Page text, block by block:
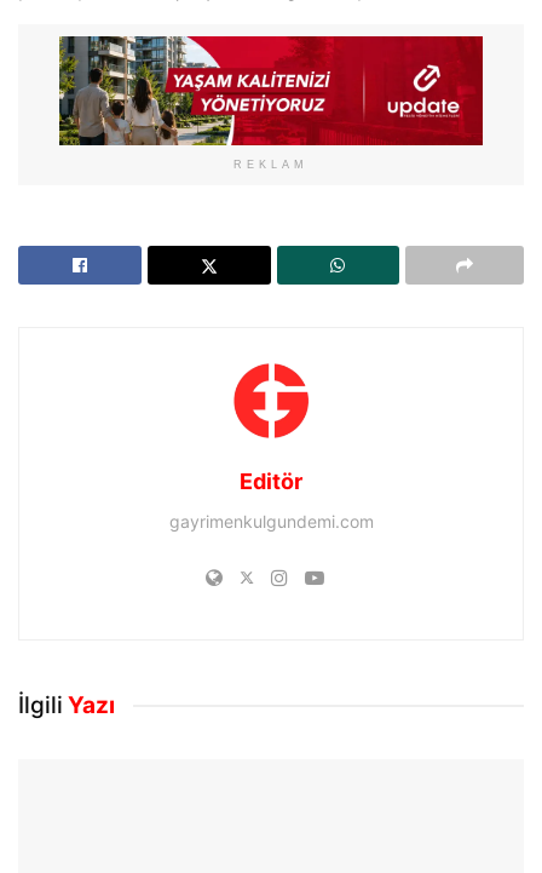
REKLAM
Editör
gayrimenkulgundemi.com
İlgili Yazı